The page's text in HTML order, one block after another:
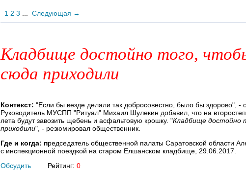
1 2 3 Следующая →
Кладбище достойно того,
сюда приходили
Контекст: "Если бы везде делали так добросовестно, было бы здорово", -
Руководитель МУСПП "Ритуал" Михаил Шулекин добавил, что на
лета будут завозить щебень и асфальтовую крошку. "Кладбище достойно
приходили", - резюмировал общественник.
Где и когда: председатель общественной палаты Саратовской области
с инспекционной поездкой на старом Елшанском кладбище, 29.06.2017.
Обсудить
Рейтинг: 0